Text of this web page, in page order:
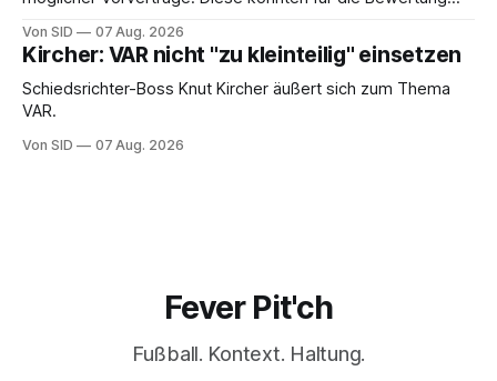
Von SID 07 Aug. 2026
Kircher: VAR nicht "zu kleinteilig" einsetzen
Schiedsrichter-Boss Knut Kircher äußert sich zum Thema
VAR.
Von SID 07 Aug. 2026
Fever Pit'ch
Fußball. Kontext. Haltung.